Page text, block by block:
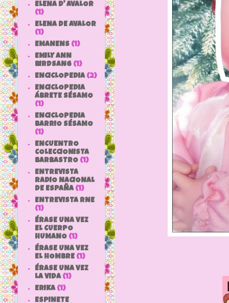
ELENA D' AVALOR
(1)
ELENA DE AVALOR
(1)
EMANENS (1)
EMILY ANN
BIRDSANG (1)
ENCICLOPEDIA (2)
ENCICLOPEDIA
ÁBRETE SÉSAMO
(1)
ENCICLOPEDIA
BARRIO SÉSAMO
(1)
ENCUENTRO
COLECCIONISTA
BARBASTRO (1)
ENTREVISTA
RADIO NACIONAL
DE ESPAÑA (1)
ENTREVISTA RNE
(1)
ÉRASE UNA VEZ
EL CUERPO
HUMANO (1)
ÉRASE UNA VEZ
EL HOMBRE (1)
ÉRASE UNA VEZ
LA VIDA (1)
ERIKA (1)
ESPINETE